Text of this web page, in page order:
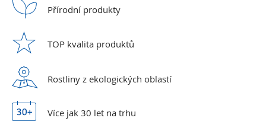
Přírodní produkty
TOP kvalita produktů
Rostliny z ekologických oblastí
Více jak 30 let na trhu